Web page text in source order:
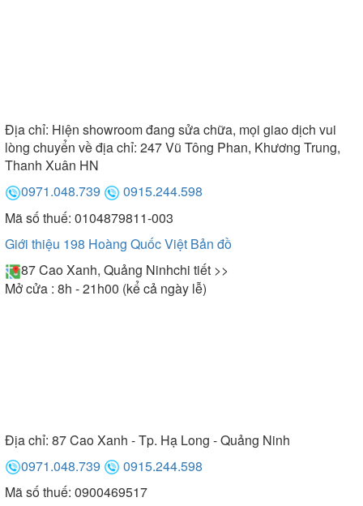
Địa chỉ: Hiện showroom đang sửa chữa, mọi giao dịch vui
lòng chuyển về địa chỉ: 247 Vũ Tông Phan, Khương Trung,
Thanh Xuân HN
0971.048.739
0915.244.598
Mã số thuế: 0104879811-003
Giới thiệu 198 Hoàng Quốc Việt Bản đồ
87 Cao Xanh, Quảng Ninhchi tiết >>
Mở cửa : 8h - 21h00 (kể cả ngày lễ)
Địa chỉ: 87 Cao Xanh - Tp. Hạ Long - Quảng Ninh
0971.048.739
0915.244.598
Mã số thuế: 0900469517